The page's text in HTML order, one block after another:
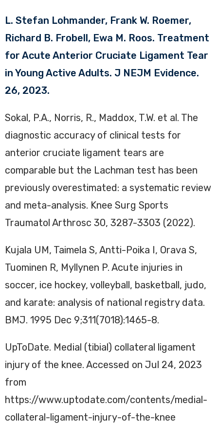
L. Stefan Lohmander, Frank W. Roemer,
Richard B. Frobell, Ewa M. Roos. Treatment
for Acute Anterior Cruciate Ligament Tear
in Young Active Adults. J NEJM Evidence.
26, 2023.
Sokal, P.A., Norris, R., Maddox, T.W. et al. The
diagnostic accuracy of clinical tests for
anterior cruciate ligament tears are
comparable but the Lachman test has been
previously overestimated: a systematic review
and meta-analysis. Knee Surg Sports
Traumatol Arthrosc 30, 3287-3303 (2022).
Kujala UM, Taimela S, Antti-Poika I, Orava S,
Tuominen R, Myllynen P. Acute injuries in
soccer, ice hockey, volleyball, basketball, judo,
and karate: analysis of national registry data.
BMJ. 1995 Dec 9;311(7018):1465-8.
UpToDate. Medial (tibial) collateral ligament
injury of the knee. Accessed on Jul 24, 2023
from
https://www.uptodate.com/contents/medial-
collateral-ligament-injury-of-the-knee